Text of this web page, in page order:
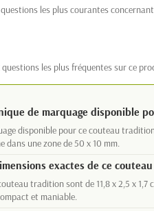
les plus courantes
questions les plus fréquentes sur ce
de marquage disponible
disponible pour ce couteau
dans une zone de 50 x 10 mm.
exactes de ce
tradition sont de 11,8 x 2,5 x 1,7
et maniable.